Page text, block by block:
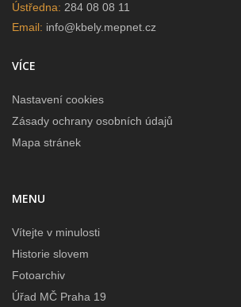
Ústředna: 284 08 08 11
Email: info@kbely.mepnet.cz
VÍCE
Nastavení cookies
Zásady ochrany osobních údajů
Mapa stránek
MENU
Vítejte v minulosti
Historie slovem
Fotoarchiv
Úřad MČ Praha 19